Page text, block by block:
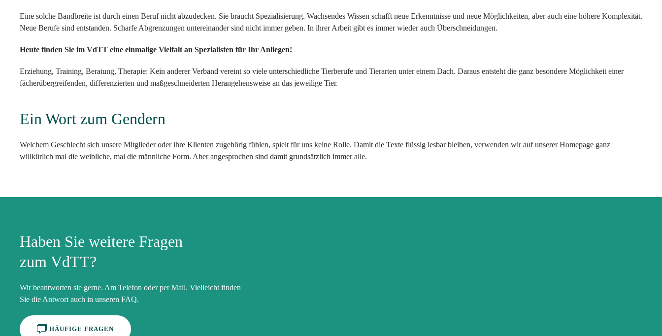
Eine solche Bandbreite ist durch einen Beruf nicht abzudecken. Sie braucht Spezialisierung. Wachsendes Wissen schafft neue Erkenntnisse und neue Möglichkeiten, aber auch eine höhere Komplexität.
Neue Berufe sind entstanden. Scharfe Abgrenzungen untereinander sind nicht immer geben. In ihrer Arbeit gibt es immer wieder auch Überschneidungen.
Heute finden Sie im VdTT eine einmalige Vielfalt an Spezialisten für Ihr Anliegen!
Erziehung, Training, Beratung, Therapie: Kein anderer Verband vereint so viele unterschiedliche Tierberufe und Tierarten unter einem Dach. Daraus entsteht die ganz besondere Möglichkeit einer
fächerübergreifenden, differenzierten und maßgeschneiderten Herangehensweise an das jeweilige Tier.
Ein Wort zum Gendern
Welchem Geschlecht sich unsere Mitglieder oder ihre Klienten zugehörig fühlen, spielt für uns keine Rolle. Damit die Texte flüssig lesbar bleiben, verwenden wir auf unserer Homepage ganz
willkürlich mal die weibliche, mal die männliche Form. Aber angesprochen sind damit grundsätzlich immer alle.
Haben Sie weitere Fragen
zum VdTT?
Wir beantworten sie gerne. Am Telefon oder per Mail. Vielleicht finden
Sie die Antwort auch in unseren FAQ.
HÄUFIGE FRAGEN